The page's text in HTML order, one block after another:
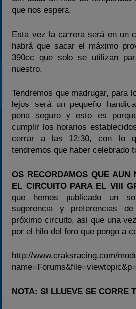
que nos espera.
Esta vez la carrera será en un
habrá que sacar el máximo
390cc que solo se utilizan
nuestro.
Tendremos que madrugar, para
lejos será un pequeño
pena seguro y esto es
cumplir los horarios
cerrar a las 12:30, con lo
tendremos que haber celebrado
OS RECORDAMOS QUE AUN
EL CIRCUITO PARA EL VIII
que hemos publicado un
sugerencia y preferencias
próximo circuito, asi que una
por el hilo del foro que pongo a
http://www.craksracing.com/
NOTA: SI LLUEVE SE CORRE